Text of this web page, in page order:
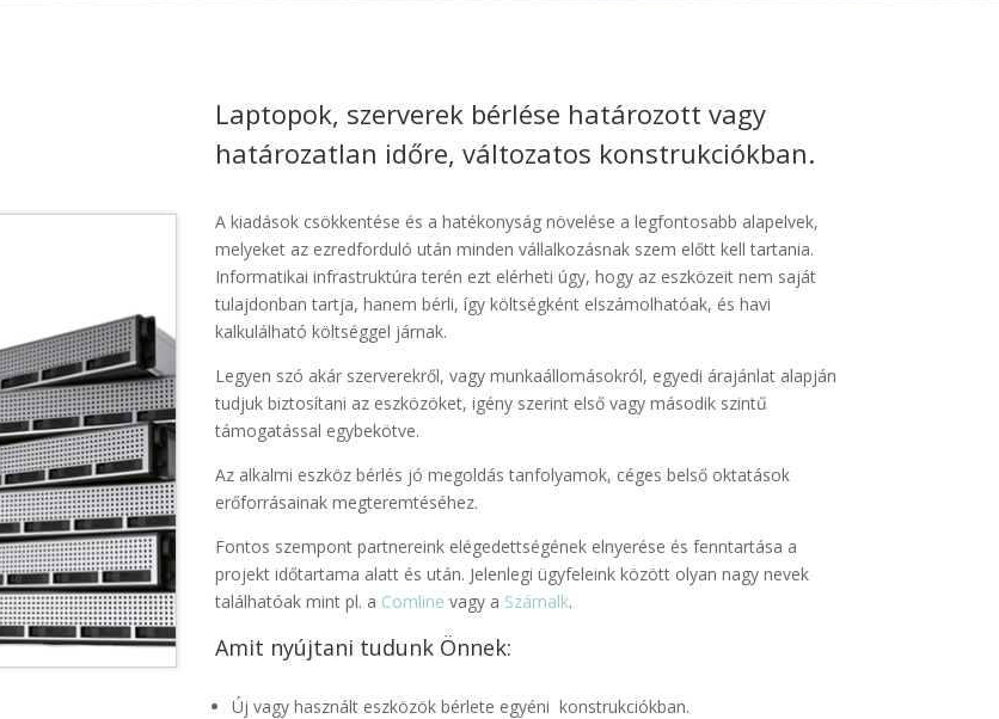
Laptopok, szerverek bérlése határozott vagy
határozatlan időre, változatos konstrukciókban.
A kiadások csökkentése és a hatékonyság növelése a legfontosabb alapelvek,
melyeket az ezredforduló után minden vállalkozásnak szem előtt kell tartania.
Informatikai infrastruktúra terén ezt elérheti úgy, hogy az eszközeit nem saját
tulajdonban tartja, hanem bérli, így költségként elszámolhatóak, és havi
kalkulálható költséggel járnak.
Legyen szó akár szerverekről, vagy munkaállomásokról, egyedi árajánlat alapján
tudjuk biztosítani az eszközöket, igény szerint első vagy második szintű
támogatással egybekötve.
Az alkalmi eszköz bérlés jó megoldás tanfolyamok, céges belső oktatások
erőforrásainak megteremtéséhez.
Fontos szempont partnereink elégedettségének elnyerése és fenntartása a
projekt időtartama alatt és után. Jelenlegi ügyfeleink között olyan nagy nevek
találhatóak mint pl. a Comline vagy a Számalk.
Amit nyújtani tudunk Önnek:
Új vagy használt eszközök bérlete egyéni konstrukciókban.